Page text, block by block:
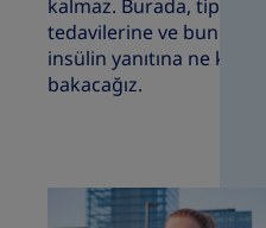
kalmaz. Burada, tip 1
tedavilerine ve bunların
insülin yanıtına ne
bakacağız.